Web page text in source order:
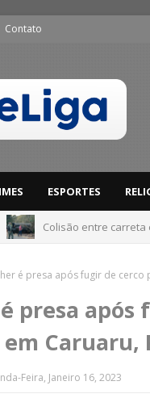
Contato
ESPORTES
Dia dos Pais:
é presa após fugir de cerco
presa após
Caruaru,
Feira, Janeiro 16, 2023